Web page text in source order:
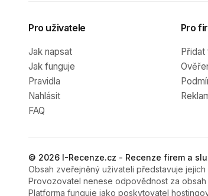
Pro uživatele
Jak napsat
Jak funguje
Pravidla
Nahlásit
FAQ
Pro
Přidat
© 2026 I-Recenze.cz - Recenze firem a
Obsah zveřejněný uživateli představuje jejich
Provozovatel nenese odpovědnost za obsah
Platforma funguje jako poskytovatel